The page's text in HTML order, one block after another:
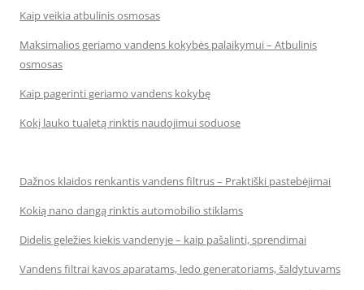
Kaip veikia atbulinis osmosas
Maksimalios geriamo vandens kokybės palaikymui – Atbulinis
osmosas
Kaip pagerinti geriamo vandens kokybę
Kokį lauko tualetą rinktis naudojimui soduose
Dažnos klaidos renkantis vandens filtrus – Praktiški pastebėjimai
Kokią nano dangą rinktis automobilio stiklams
Didelis geležies kiekis vandenyje – kaip pašalinti, sprendimai
Vandens filtrai kavos aparatams, ledo generatoriams, šaldytuvams